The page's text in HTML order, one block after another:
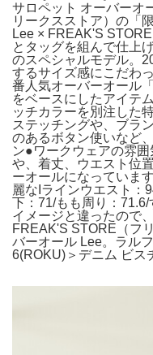
サロペット オーバーオ
リークスストア）の「
Lee × FREAK'S
とタッグを組んで仕上
のスペシャルモデル。
するサイズ感にこだわ
番人気オーバーオール
をベースにしたアイテ
ッチカラーを別注した
ステッチングや、ブラ
のあるボタン使いなど
ン●ワークウェアの雰
や、着丈、ウエスト位
ーオールになっていま
麗なIラインウエスト：
下：71/もも周り：71.6/
イメージと違ったので
FREAK'S STORE（フ
バーオール Lee。ラル
6(ROKU)＞デニム ビス